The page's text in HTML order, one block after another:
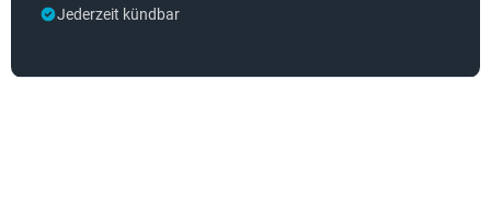
Jederzeit kündbar